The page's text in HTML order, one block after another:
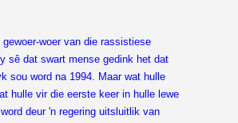
woer van die rassistiese
sê dat swart mense gedink het dat
sou word na 1994. Maar wat hulle
hulle vir die eerste keer in hulle lewe
deur 'n regering uitsluitlik van